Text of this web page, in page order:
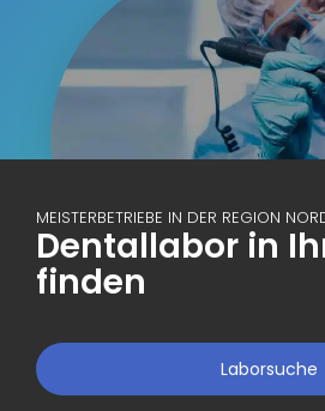
MEISTERBETRIEBE IN DER REGION
Dentallabor in
finden
Laborsuche